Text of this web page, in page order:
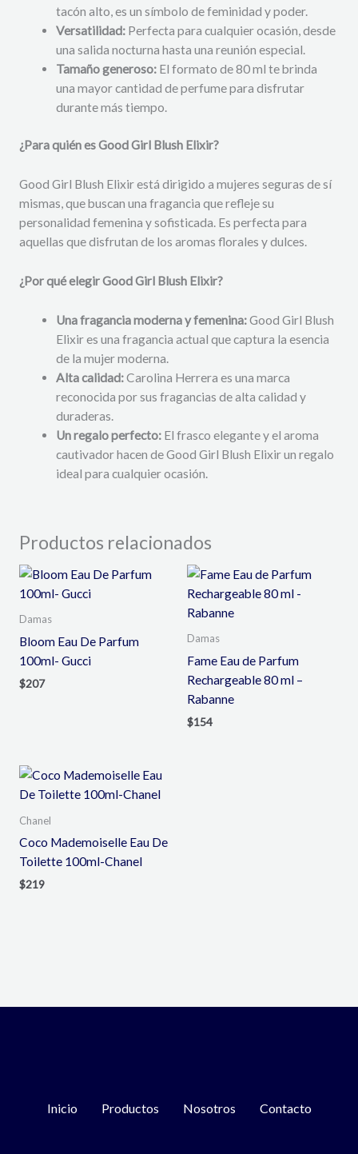
tacón alto, es un símbolo de feminidad y poder.
Versatilidad: Perfecta para cualquier ocasión, desde
una salida nocturna hasta una reunión especial.
Tamaño generoso: El formato de 80 ml te brinda
una mayor cantidad de perfume para disfrutar
durante más tiempo.
¿Para quién es Good Girl Blush Elixir?
Good Girl Blush Elixir está dirigido a mujeres seguras de sí
mismas, que buscan una fragancia que refleje su
personalidad femenina y sofisticada. Es perfecta para
aquellas que disfrutan de los aromas florales y dulces.
¿Por qué elegir Good Girl Blush Elixir?
Una fragancia moderna y femenina:Good Girl Blush
Elixir es una fragancia actual que captura la esencia
de la mujer moderna.
Alta calidad:Carolina Herrera es una marca
reconocida por sus fragancias de alta calidad y
duraderas.
Un regalo perfecto: El frasco elegante y el aroma
cautivador hacen de Good Girl Blush Elixir un regalo
ideal para cualquier ocasión.
Productos relacionados
Damas
Bloom Eau De Parfum
100ml- Gucci
$207
Damas
Fame Eau de Parfum
Rechargeable 80 ml –
Rabanne
$154
Chanel
Coco Mademoiselle Eau De
Toilette 100ml-Chanel
$219
Inicio Productos Nosotros Contacto